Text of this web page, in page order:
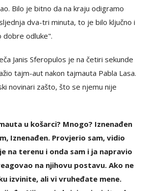
Bilo je bitno da na kraju odigramo
dva-tri minuta, to je bilo ključno i
dobre odluke".
Janis Sferopulos je na četiri sekunde
tajm-aut nakon tajmauta Pabla Lasa.
novinari zašto, što se njemu nije
u košarci? Mnogo? Iznenađen
Iznenađen. Provjerio sam, vidio
na terenu i onda sam i ja napravio
na njihovu postavu. Ako ne
izvinite, ali vi vruheđate mene.